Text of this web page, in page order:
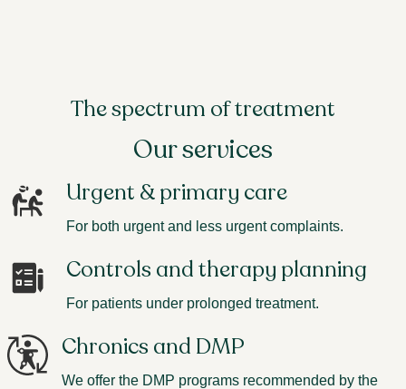
The spectrum of treatment
Our services
Urgent & primary care
For both urgent and less urgent complaints.
Controls and therapy planning
For patients under prolonged treatment.
Chronics and DMP
We offer the DMP programs recommended by the